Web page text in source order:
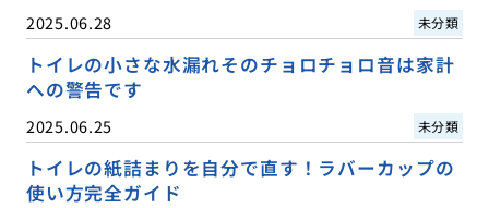
2025.06.28 未分類
トイレの小さな水漏れそのチョロチョロ音は家計
への警告です
2025.06.25 未分類
トイレの紙詰まりを自分で直す！ラバーカップの
使い方完全ガイド